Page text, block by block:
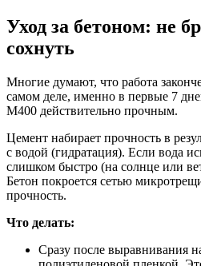
Уход за бетоном: не
сохнуть
Многие думают, что работа
самом деле, именно в первые 7
М400 действительно прочным.
Цемент набирает прочность в
с водой (гидратация). Если вода
слишком быстро (на солнце или
Бетон покроется сетью
прочность.
Что делать:
Сразу после выравнивания